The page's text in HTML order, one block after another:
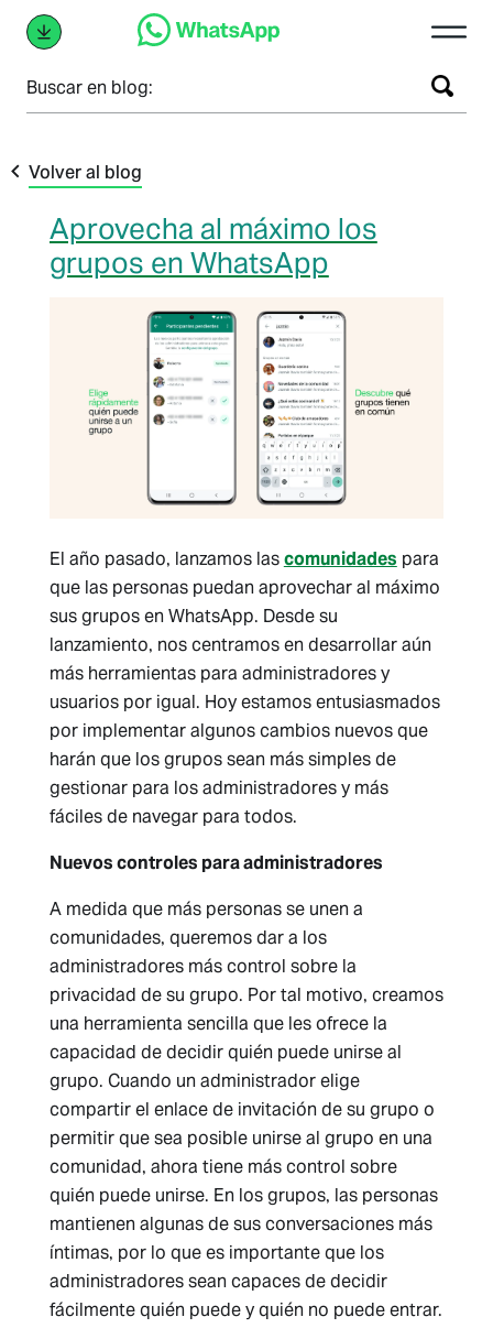
Buscar en blog:
Volver al blog
Aprovecha al máximo los
grupos en WhatsApp
El año pasado, lanzamos lascomunidades para
que las personas puedan aprovechar al máximo
sus grupos en WhatsApp. Desde su
lanzamiento, nos centramos en desarrollar aún
más herramientas para administradores y
usuarios por igual. Hoy estamos entusiasmados
por implementar algunos cambios nuevos que
harán que los grupos sean más simples de
gestionar para los administradores y más
fáciles de navegar para todos.
Nuevos controles para administradores
A medida que más personas se unen a
comunidades, queremos dar a los
administradores más control sobre la
privacidad de su grupo. Por tal motivo, creamos
una herramienta sencilla que les ofrece la
capacidad de decidir quién puede unirse al
grupo. Cuando un administrador elige
compartir el enlace de invitación de su grupo o
permitir que sea posible unirse al grupo en una
comunidad, ahora tiene más control sobre
quién puede unirse. En los grupos, las personas
mantienen algunas de sus conversaciones más
íntimas, por lo que es importante que los
administradores sean capaces de decidir
fácilmente quién puede y quién no puede entrar.